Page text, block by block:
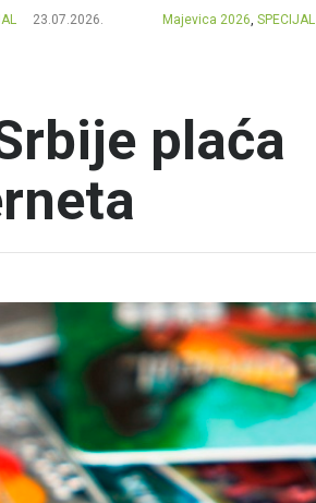
23.07.2026. Majevica 2026, SPECIJAL
plaća